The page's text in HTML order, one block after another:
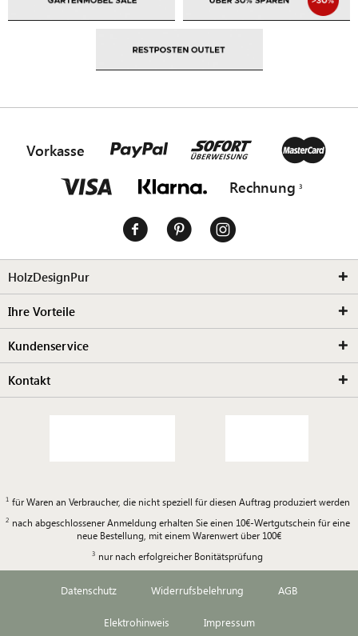
Vorkasse
Rechnung
HolzDesignPur
Ihre Vorteile
Kundenservice
Kontakt
für Waren an Verbraucher, die nicht speziell für diesen Auftrag produziert werden
nach abgeschlossener Anmeldung erhalten Sie einen 10€-Wertgutschein für eine
neue Bestellung, mit einem Warenwert über 100€
nur nach erfolgreicher Bonitätsprüfung
Datenschutz Widerrufsbelehrung AGB
Elektrohinweis Impressum